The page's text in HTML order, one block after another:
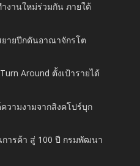
งานใหม่ร่วมกัน ภายใต้
ายปีกดันอาณาจักรโต
Around ตั้งเป้ารายได้
วามงามจากสิงคโปร์บุก
การค้า สู่ 100 ปี กรมพัฒนา